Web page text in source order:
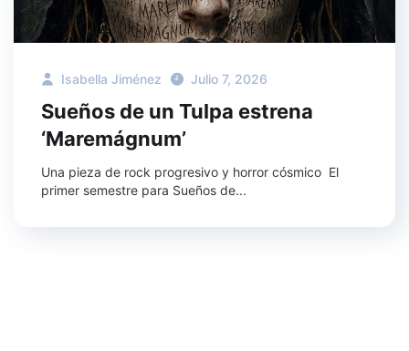
Isabella Jiménez Julio 7, 2026
Sueños de un Tulpa estrena
‘Maremágnum’
Una pieza de rock progresivo y horror cósmico El
primer semestre para Sueños de...